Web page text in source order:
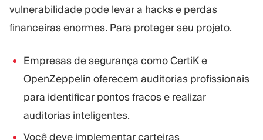
vulnerabilidade pode levar a hacks e perdas
financeiras enormes. Para proteger seu projeto.
Empresas de segurança como CertiK e
OpenZeppelin oferecem auditorias profissionais
para identificar pontos fracos e realizar
auditorias inteligentes.
Você deve implementar carteiras